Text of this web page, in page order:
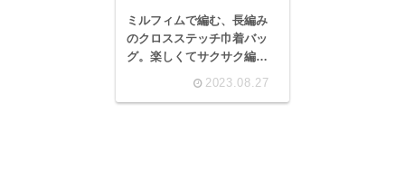
ミルフィムで編む、長編み
のクロスステッチ巾着バッ
グ。楽しくてサクサク編め
2023.08.27